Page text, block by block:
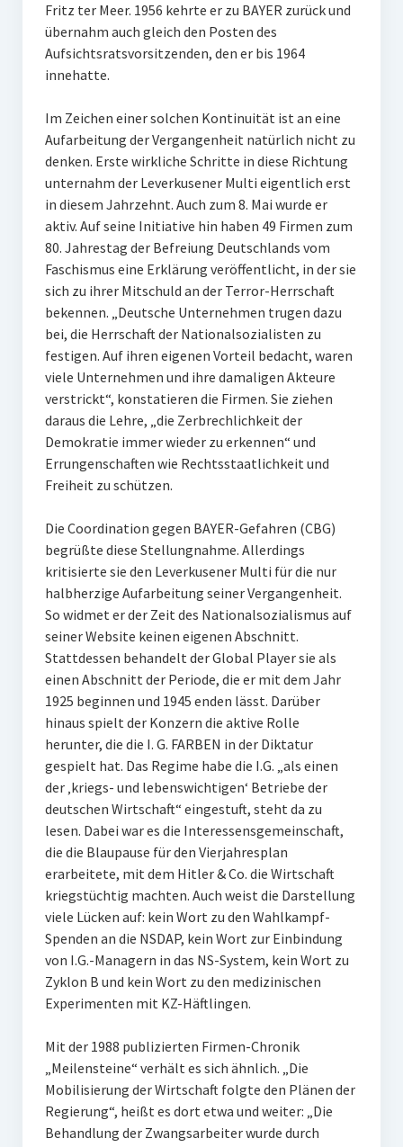
Fritz ter Meer. 1956 kehrte er zu BAYER zurück und
übernahm auch gleich den Posten des
Aufsichtsratsvorsitzenden, den er bis 1964
innehatte.
Im Zeichen einer solchen Kontinuität ist an eine
Aufarbeitung der Vergangenheit natürlich nicht zu
denken. Erste wirkliche Schritte in diese Richtung
unternahm der Leverkusener Multi eigentlich erst
in diesem Jahrzehnt. Auch zum 8. Mai wurde er
aktiv. Auf seine Initiative hin haben 49 Firmen zum
80. Jahrestag der Befreiung Deutschlands vom
Faschismus eine Erklärung veröffentlicht, in der sie
sich zu ihrer Mitschuld an der Terror-Herrschaft
bekennen. „Deutsche Unternehmen trugen dazu
bei, die Herrschaft der Nationalsozialisten zu
festigen. Auf ihren eigenen Vorteil bedacht, waren
viele Unternehmen und ihre damaligen Akteure
verstrickt“, konstatieren die Firmen. Sie ziehen
daraus die Lehre, „die Zerbrechlichkeit der
Demokratie immer wieder zu erkennen“ und
Errungenschaften wie Rechtsstaatlichkeit und
Freiheit zu schützen.
Die Coordination gegen BAYER-Gefahren (CBG)
begrüßte diese Stellungnahme. Allerdings
kritisierte sie den Leverkusener Multi für die nur
halbherzige Aufarbeitung seiner Vergangenheit.
So widmet er der Zeit des Nationalsozialismus auf
seiner Website keinen eigenen Abschnitt.
Stattdessen behandelt der Global Player sie als
einen Abschnitt der Periode, die er mit dem Jahr
1925 beginnen und 1945 enden lässt. Darüber
hinaus spielt der Konzern die aktive Rolle
herunter, die die I. G. FARBEN in der Diktatur
gespielt hat. Das Regime habe die I.G. „als einen
der ‚kriegs- und lebenswichtigen‘ Betriebe der
deutschen Wirtschaft“ eingestuft, steht da zu
lesen. Dabei war es die Interessensgemeinschaft,
die die Blaupause für den Vierjahresplan
erarbeitete, mit dem Hitler & Co. die Wirtschaft
kriegstüchtig machten. Auch weist die Darstellung
viele Lücken auf: kein Wort zu den Wahlkampf-
Spenden an die NSDAP, kein Wort zur Einbindung
von I.G.-Managern in das NS-System, kein Wort zu
Zyklon B und kein Wort zu den medizinischen
Experimenten mit KZ-Häftlingen.
Mit der 1988 publizierten Firmen-Chronik
„Meilensteine“ verhält es sich ähnlich. „Die
Mobilisierung der Wirtschaft folgte den Plänen der
Regierung“, heißt es dort etwa und weiter: „Die
Behandlung der Zwangsarbeiter wurde durch